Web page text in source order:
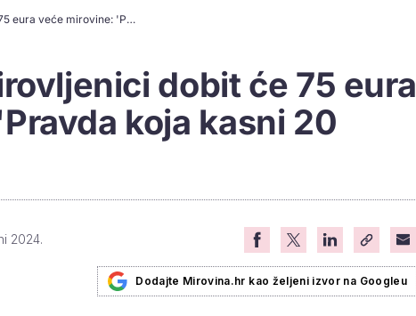
Ovi radnici i umirovljenici dobit će 75 eura veće mirovine: 'Pravda koja kasni 20 godina'
dobit će 75 eura
koja kasni 20
2024.
Dodajte Mirovina.hr kao željeni izvor na Googleu